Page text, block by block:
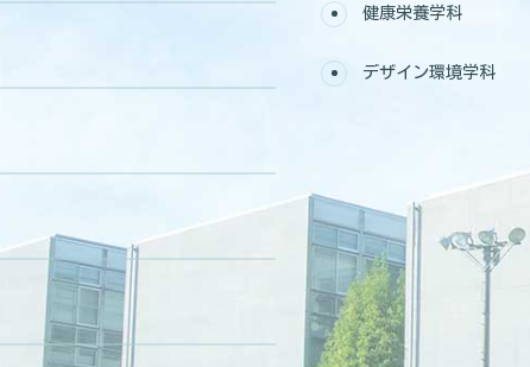
健康栄養学科
デザイン環境学科